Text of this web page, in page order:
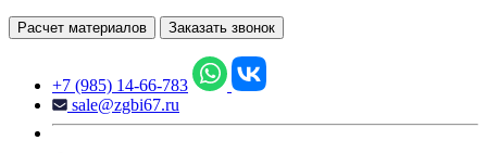
Расчет материалов Заказать звонок
+7 (985) 14-66-783
sale@zgbi67.ru